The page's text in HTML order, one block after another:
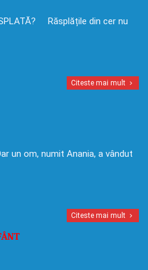
Răsplățile din cer nu
Citeste mai mult
un om, numit Anania, a vândut
Citeste mai mult